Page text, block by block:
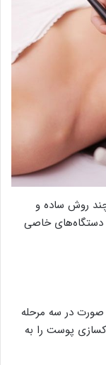
چند روش ساده و
خاصی
در سه مرحله
پوست را به